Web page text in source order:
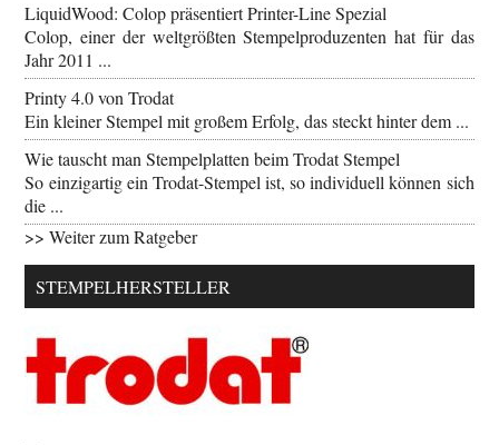
LiquidWood: Colop präsentiert Printer-Line Spezial
Colop, einer der weltgrößten Stempelproduzenten hat für das
Jahr 2011 ...
Printy 4.0 von Trodat
Ein kleiner Stempel mit großem Erfolg, das steckt hinter dem ...
Wie tauscht man Stempelplatten beim Trodat Stempel
So einzigartig ein Trodat-Stempel ist, so individuell können sich
die ...
>> Weiter zum Ratgeber
STEMPELHERSTELLER